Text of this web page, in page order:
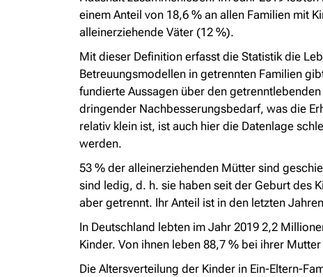
einem Anteil von 18,6 % an allen Familien mit
alleinerziehende Väter (12 %).
Mit dieser Definition erfasst die Statistik die
Betreuungsmodellen in getrennten Familien
fundierte Aussagen über den
dringender Nachbesserungsbedarf, was die
relativ klein ist, ist auch hier die Datenlage
werden.
53 % der alleinerziehenden Mütter sind
sind ledig, d. h. sie haben seit der Geburt des
aber getrennt. Ihr Anteil ist in den letzten
In Deutschland lebten im Jahr 2019 2,2
Kinder. Von ihnen leben 88,7 % bei ihrer
Die Altersverteilung der Kinder in Ein-Eltern-